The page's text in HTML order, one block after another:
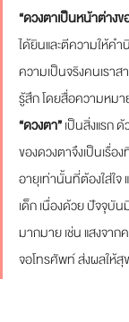
“ดวงตาเป็นหน้าต่างข
ได้ยินและตีความให้ค
ความเป็นจริงคนเรา
รู้สึก โดยสื่อความหม
“ดวงตา” เป็นสิ่งแรก
ของดวงตาจึงเป็นเรื่อ
อายุเท่านั้นที่ต้องใส่ใ
เด็ก เนื่องด้วย ปัจจุบั
มากมาย เช่น แสงจา
จอโทรศัพท์ ส่งผลให้สุ